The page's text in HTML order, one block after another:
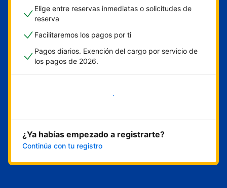
Elige entre reservas inmediatas o solicitudes de
reserva
Facilitaremos los pagos por ti
Pagos diarios. Exención del cargo por servicio de
los pagos de 2026.
Empieza ahora
¿Ya habías empezado a registrarte?
Continúa con tu registro